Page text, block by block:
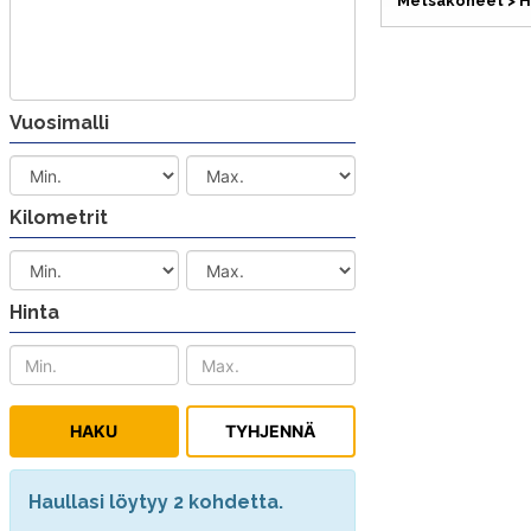
Vuosimalli
Kilometrit
Hinta
Haullasi löytyy 2 kohdetta.